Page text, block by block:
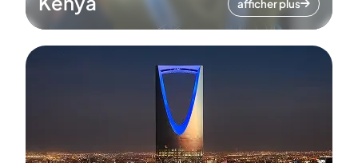
afficher plus